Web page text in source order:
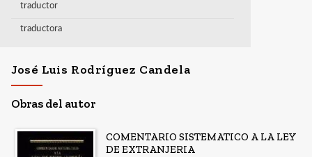
traductor
traductora
José Luis Rodríguez Candela
Obras del autor
COMENTARIO SISTEMATICO A LA LEY
DE EXTRANJERIA